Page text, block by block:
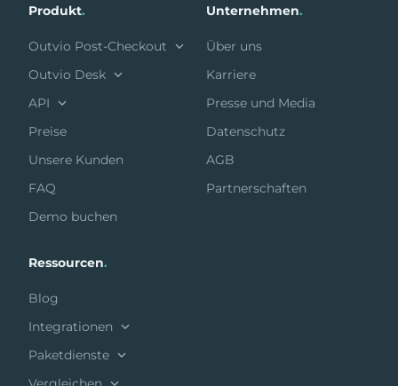
Produkt.
Outvio Post-Checkout
Outvio Desk
API
Preise
Unsere Kunden
FAQ
Demo buchen
Unternehmen.
Über uns
Karriere
Presse und Media
Datenschutz
AGB
Partnerschaften
Ressourcen.
Blog
Integrationen
Paketdienste